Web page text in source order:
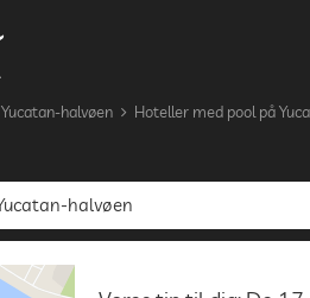
Yucatan-halvøen Hoteller med pool på